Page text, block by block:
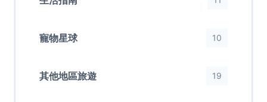
寵物星球 10
其他地區旅遊 19